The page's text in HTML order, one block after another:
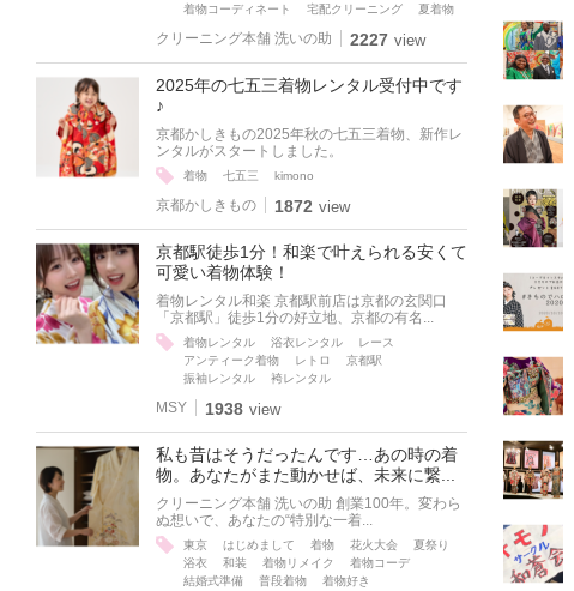
着物コーディネート
宅配クリーニング 夏着物
クリーニング本舗 洗いの助 2227 view
2025年の七五三着物レンタル受付中です
♪
京都かしきもの2025年秋の七五三着物、新作レ
ンタルがスタートしました。
着物 七五三 kimono
京都かしきもの 1872 view
京都駅徒歩1分！和楽で叶えられる安くて
可愛い着物体験！
着物レンタル和楽 京都駅前店は京都の玄関口
「京都駅」徒歩1分の好立地、京都の有名...
着物レンタル 浴衣レンタル
レース
アンティーク着物
レトロ
京都駅
振袖レンタル
袴レンタル
MSY 1938 view
私も昔はそうだったんです…あの時の着
物。あなたがまた動かせば、未来に繋...
クリーニング本舗 洗いの助 創業100年。変わら
ぬ想いで、あなたの“特別な一着...
東京 はじめまして 着物 花火大会
夏祭り
浴衣
和装 着物リメイク
着物コーデ
結婚式準備
普段着物
着物好き